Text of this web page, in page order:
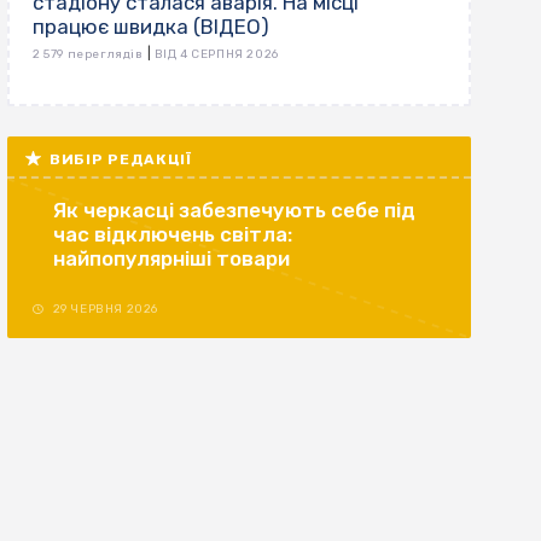
працює швидка (ВІДЕО)
2 579 переглядів ВІД 4 СЕРПНЯ 2026
ВИБІР РЕДАКЦІЇ
Як черкасці забезпечують себе під
час відключень світла:
найпопулярніші товари
29 ЧЕРВНЯ 2026